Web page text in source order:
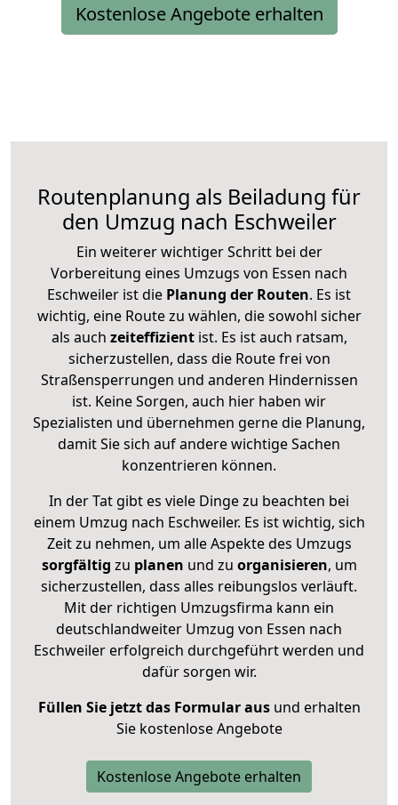
Kostenlose Angebote erhalten
Routenplanung als Beiladung für
den Umzug nach Eschweiler
Ein weiterer wichtiger Schritt bei der
Vorbereitung eines Umzugs von Essen nach
Eschweiler ist die Planung der Routen. Es ist
wichtig, eine Route zu wählen, die sowohl sicher
als auch zeiteffizientist. Es ist auch ratsam,
sicherzustellen, dass die Route frei von
Straßensperrungen und anderen Hindernissen
ist. Keine Sorgen, auch hier haben wir
Spezialisten und übernehmen gerne die Planung,
damit Sie sich auf andere wichtige Sachen
konzentrieren können.
In der Tat gibt es viele Dinge zu beachten bei
einem Umzug nach Eschweiler. Es ist wichtig, sich
Zeit zu nehmen, um alle Aspekte des Umzugs
sorgfältig zu planen und zu organisieren, um
sicherzustellen, dass alles reibungslos verläuft.
Mit der richtigen Umzugsfirma kann ein
deutschlandweiter Umzug von Essen nach
Eschweiler erfolgreich durchgeführt werden und
dafür sorgen wir.
Füllen Sie jetzt das Formular ausund erhalten
Sie kostenlose Angebote
Kostenlose Angebote erhalten